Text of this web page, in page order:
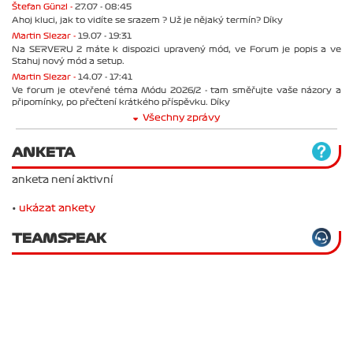
Štefan Günzl - 27.07 - 08:45
Ahoj kluci, jak to vidíte se srazem ? Už je nějaký termín? Díky
Martin Slezar - 19.07 - 19:31
Na SERVERU 2 máte k dispozici upravený mód, ve Forum je popis a ve
Stahuj nový mód a setup.
Martin Slezar - 14.07 - 17:41
Ve forum je otevřené téma Módu 2026/2 - tam směřujte vaše názory a
připomínky, po přečtení krátkého příspěvku. Díky
Všechny zprávy
ANKETA
anketa není aktivní
• ukázat ankety
TEAMSPEAK